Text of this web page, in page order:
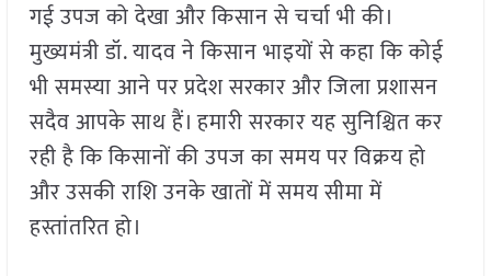
गई उपज को देखा और किसान से चर्चा भी की।
मुख्यमंत्री डॉ. यादव ने किसान भाइयों से कहा कि कोई
भी समस्या आने पर प्रदेश सरकार और जिला प्रशासन
सदैव आपके साथ हैं। हमारी सरकार यह सुनिश्चित कर
रही है कि किसानों की उपज का समय पर विक्रय हो
और उसकी राशि उनके खातों में समय सीमा में
हस्तांतरित हो।